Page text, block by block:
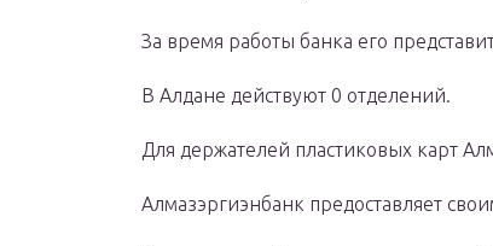
За время работы банка его
В Алдане действуют 0 отделений.
Для держателей пластиковых карт
Алмазэргиэнбанк предоставляет